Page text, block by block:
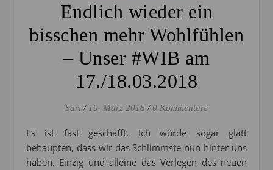
Endlich wieder ein
bisschen mehr Wohlfühlen
– Unser #WIB am
17./18.03.2018
Sari / 19. März 2018 / 0 Kommentare
Es ist fast geschafft. Ich würde sogar glatt
behaupten, dass wir das Schlimmste nun hinter uns
haben. Einzig und alleine das Verlegen des neuen